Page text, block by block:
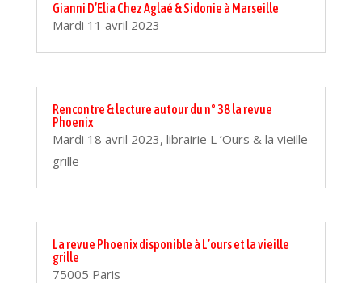
Gianni D’Elia Chez Aglaé & Sidonie à Marseille
Mardi 11 avril 2023
Rencontre & lecture autour du n° 38 la revue
Phoenix
Mardi 18 avril 2023, librairie L ’Ours & la vieille
grille
La revue Phoenix disponible à L’ours et la vieille
grille
75005 Paris